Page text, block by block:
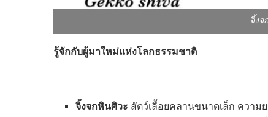
จิ้ง
รู้จักกับผู้มาใหม่แห่งโลกธรรมชาติ
จิ้งจกหินศิวะ สัตว์เลื้อยคลานขนาดเล็ก ความ